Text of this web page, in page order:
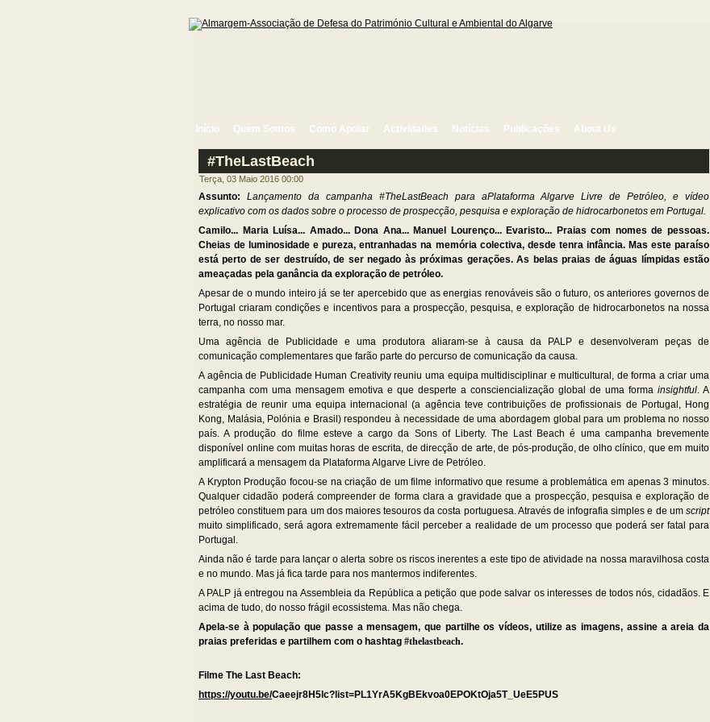
Início Quem Somos Como Apoiar Actividades Notícias Publicações About Us
#TheLastBeach
Terça, 03 Maio 2016 00:00
Assunto:
Lançamento da campanha #TheLastBeach para aPlataforma Algarve Livre de Petróleo, e vídeo
explicativo com os dados sobre o processo de prospecção, pesquisa e exploração de hidrocarbonetos em Portugal.
Camilo... Maria Luísa... Amado... Dona Ana... Manuel Lourenço... Evaristo... Praias com nomes de pessoas.
Cheias de luminosidade e pureza, entranhadas na memória colectiva, desde tenra infância. Mas este paraíso
está perto de ser destruído, de ser negado às próximas gerações. As belas praias de águas límpidas estão
ameaçadas pela ganância da exploração de petróleo.
Apesar de o mundo inteiro já se ter apercebido que as energias renováveis são o futuro, os anteriores governos de
Portugal criaram condições e incentivos para a prospecção, pesquisa, e exploração de hidrocarbonetos na nossa
terra, no nosso mar.
Uma agência de Publicidade e uma produtora aliaram-se à causa da PALP e desenvolveram peças de
comunicação complementares que farão parte do percurso de comunicação da causa.
A agência de Publicidade Human Creativity reuniu uma equipa multidisciplinar e multicultural, de forma a criar uma
campanha com uma mensagem emotiva e que desperte a consciencialização global de uma forma insightful. A
estratégia de reunir uma equipa internacional (a agência teve contribuições de profissionais de Portugal, Hong
Kong, Malásia, Polónia e Brasil) respondeu à necessidade de uma abordagem global para um problema no nosso
país. A produção do filme esteve a cargo da Sons of Liberty. The Last Beach é uma campanha brevemente
disponível online com muitas horas de escrita, de direcção de arte, de pós-produção, de olho clínico, que em muito
amplificará a mensagem da Plataforma Algarve Livre de Petróleo.
A Krypton Produção focou-se na criação de um filme informativo que resume a problemática em apenas 3 minutos.
Qualquer cidadão poderá compreender de forma clara a gravidade que a prospecção, pesquisa e exploração de
petróleo constituem para um dos maiores tesouros da costa portuguesa. Através de infografia simples e de um script
muito simplificado, será agora extremamente fácil perceber a realidade de um processo que poderá ser fatal para
Portugal.
Ainda não é tarde para lançar o alerta sobre os riscos inerentes a este tipo de atividade na nossa maravilhosa costa
e no mundo. Mas já fica tarde para nos mantermos indiferentes.
A PALP já entregou na Assembleia da República a petição que pode salvar os interesses de todos nós, cidadãos. E
acima de tudo, do nosso frágil ecossistema. Mas não chega.
Apela-se à população que passe a mensagem, que partilhe os vídeos, utilize as imagens, assine a areia da
praias preferidas e partilhem com o hashtag #thelastbeach.
Filme The Last Beach:
https://youtu.be/Caeejr8H5lc?list=PL1YrA5KgB Ekvoa0EPOKtOja5T_UeE5PUS